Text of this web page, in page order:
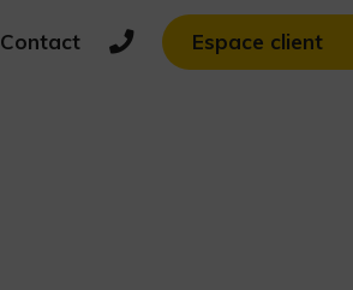
Contact Espace client